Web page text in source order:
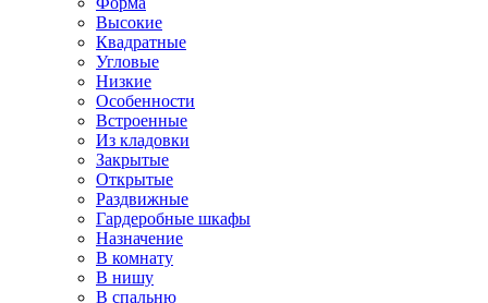
Высокие
Квадратные
Угловые
Низкие
Особенности
Встроенные
Из кладовки
Закрытые
Открытые
Раздвижные
Гардеробные шкафы
Назначение
В комнату
В нишу
В спальню